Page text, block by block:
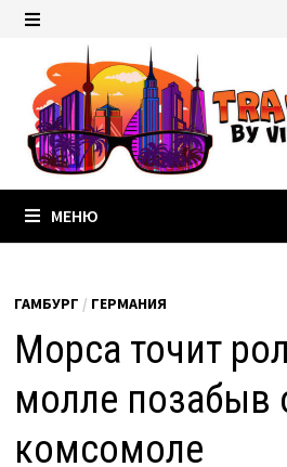
Перейти
содержимому
МЕНЮ
ГАМБУРГ / ГЕРМАНИЯ
Морса точит
молле позабыв
комсомоле